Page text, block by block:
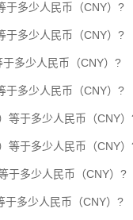
于多少人民币（CNY）?
于多少人民币（CNY）?
多少人民币（CNY）?
于多少人民币（CNY）?
等于多少人民币（CNY
等于多少人民币（CNY
于多少人民币（CNY）?
于多少人民币（CNY）?